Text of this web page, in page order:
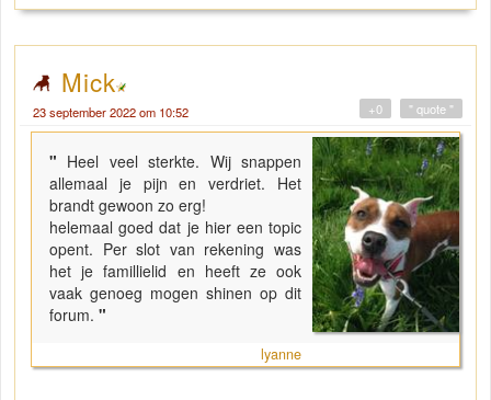
Mick
23 september 2022 om 10:52 " quote "
+0
" Heel veel sterkte. Wij snappen
allemaal je pijn en verdriet. Het
brandt gewoon zo erg!
helemaal goed dat je hier een topic
opent. Per slot van rekening was
het je famillielid en heeft ze ook
vaak genoeg mogen shinen op dit
forum. "
lyanne